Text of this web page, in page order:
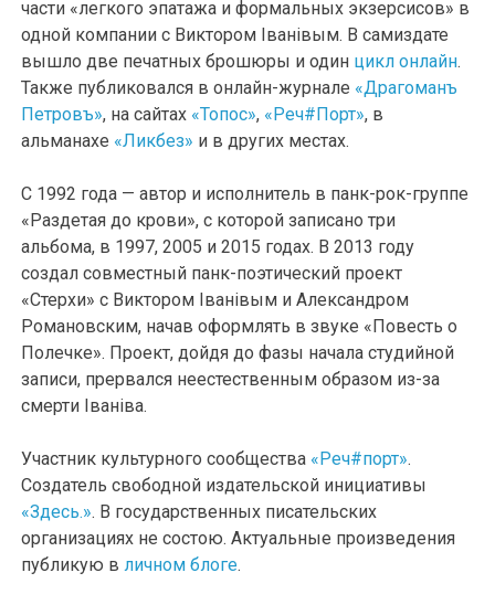
части «легкого эпатажа и формальных экзерсисов» в
одной компании с Виктором Iванiвым. В самиздате
вышло две печатных брошюры и один цикл онлайн.
Также публиковался в онлайн-журнале «Драгоманъ
Петровъ», на сайтах «Топос», «Реч#Порт», в
альманахе «Ликбез» и в других местах.
С 1992 года — автор и исполнитель в панк-рок-группе
«Раздетая до крови», с которой записано три
альбома, в 1997, 2005 и 2015 годах. В 2013 году
создал совместный панк-поэтический проект
«Стерхи» с Виктором Iванiвым и Александром
Романовским, начав оформлять в звуке «Повесть о
Полечке». Проект, дойдя до фазы начала студийной
записи, прервался неестественным образом из-за
смерти Iванiва.
Участник культурного сообщества «Реч#порт».
Создатель свободной издательской инициативы
«Здесь.». В государственных писательских
организациях не состою. Актуальные произведения
публикую вличном блоге.